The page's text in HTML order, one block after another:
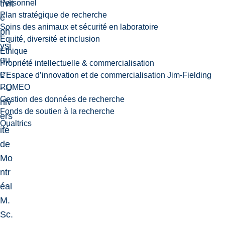
tivit
é
ph
ysi
qu
e
- U
niv
ers
ité
de
Mo
ntr
éal
M.
Sc.